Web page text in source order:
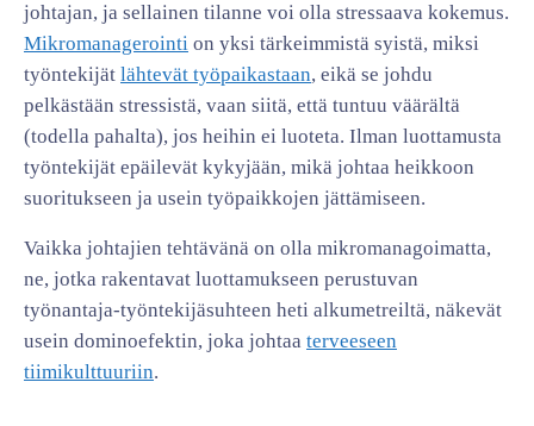
johtajan, ja sellainen tilanne voi olla stressaava kokemus.
Mikromanagerointi on yksi tärkeimmistä syistä, miksi
työntekijät lähtevät työpaikastaan, eikä se johdu
pelkästään stressistä, vaan siitä, että tuntuu väärältä
(todella pahalta), jos heihin ei luoteta. Ilman luottamusta
työntekijät epäilevät kykyjään, mikä johtaa heikkoon
suoritukseen ja usein työpaikkojen jättämiseen.
Vaikka johtajien tehtävänä on olla mikromanagoimatta,
ne, jotka rakentavat luottamukseen perustuvan
työnantaja-työntekijäsuhteen heti alkumetreiltä, näkevät
usein dominoefektin, joka johtaa terveeseen
tiimikulttuuriin.